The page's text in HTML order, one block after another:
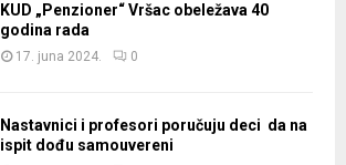
KUD „Penzioner“ Vršac obeležava 40
godina rada
17. juna 2024. 0
Nastavnici i profesori poručuju deci da na
ispit dođu samouvereni